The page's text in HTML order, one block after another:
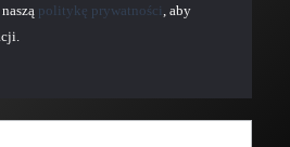
politykę prywatności , aby